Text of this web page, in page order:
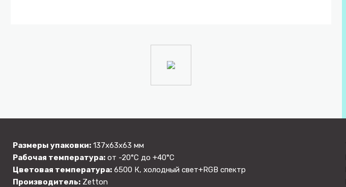
Размеры упаковки: 137х63х63 мм
Рабочая температура: от -20°C до +40°C
Цветовая температура: 6500 К, холодный свет+RGB спектр
Производитель: Zetton